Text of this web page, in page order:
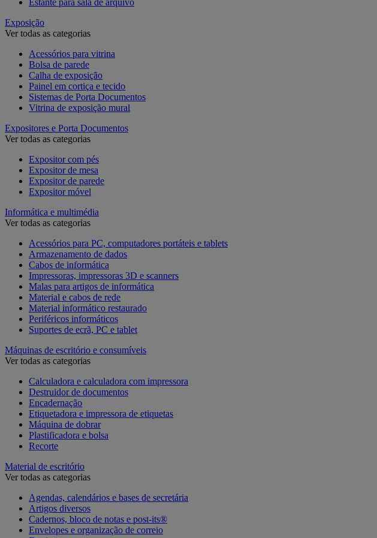
Exposição
Ver todas as categorias
Acessórios para vitrina
Bolsa de parede
Calha de exposição
Painel em cortiça e tecido
Sistemas de Porta Documentos
Vitrina de exposição mural
Expositores e Porta Documentos
Ver todas as categorias
Expositor com pés
Expositor de mesa
Expositor de parede
Expositor móvel
Informática e multimédia
Ver todas as categorias
Acessórios para PC, computadores portáteis e tablets
Armazenamento de dados
Cabos de informática
Impressoras, impressoras 3D e scanners
Malas para artigos de informática
Material e cabos de rede
Material informático restaurado
Periféricos informáticos
Suportes de ecrã, PC e tablet
Máquinas de escritório e consumíveis
Ver todas as categorias
Calculadora e calculadora com impressora
Destruidor de documentos
Encadernação
Etiquetadora e impressora de etiquetas
Máquina de dobrar
Plastificadora e bolsa
Recorte
Material de escritório
Ver todas as categorias
Agendas, calendários e bases de secretária
Artigos diversos
Cadernos, bloco de notas e post-its®
Envelopes e organização de correio